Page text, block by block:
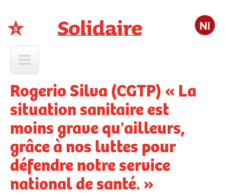
Nl
Rogerio Silva (CGTP) « La
situation sanitaire est
moins grave qu'ailleurs,
grâce à nos luttes pour
défendre notre service
national de santé. »